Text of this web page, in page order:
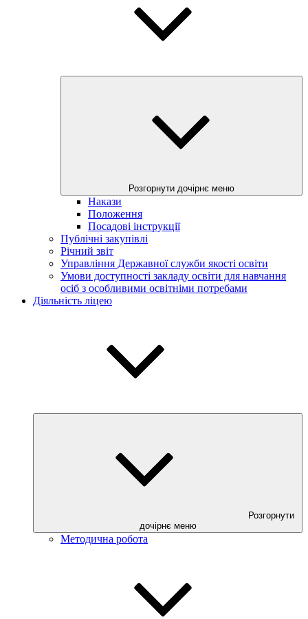
Розгорнути дочірнє меню
Накази
Положення
Посадові інструкції
Публічні закупівлі
Річний звіт
Управління Державної служби якості освіти
Умови доступності закладу освіти для навчання
осіб з особливими освітніми потребами
Діяльність ліцею
Розгорнути
дочірнє меню
Методична робота